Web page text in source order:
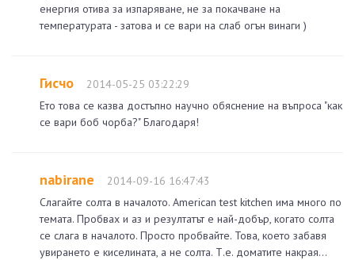
енергия отива за изпаряване, не за покачване на
температурата - затова и се вари на слаб огън винаги )
Гисчо
2014-05-25 03:22:29
Ето това се казва достъпно научно обяснение на въпроса "как
се вари боб чорба?" Благодаря!
nabirane
2014-09-16 16:47:43
Слагайте солта в началото. American test kitchen има много по
темата. Пробвах и аз и резултатът е най-добър, когато солта
се слага в началото. Просто пробвайте. Това, което забавя
увирането е киселината, а не солта. Т.е. доматите накрая...